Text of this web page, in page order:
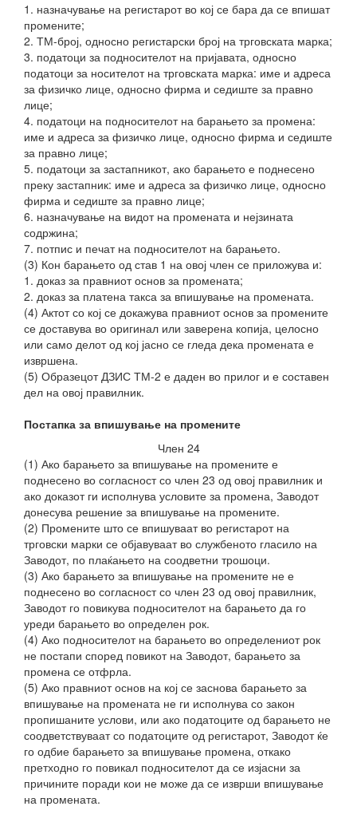
1. назначување на регистарот во кој се бара да се впишат
промените;
2. ТМ-број, односно регистарски број на трговската марка;
3. податоци за подносителот на пријавата, односно
податоци за носителот на трговската марка: име и адреса
за физичко лице, односно фирма и седиште за правно
лице;
4. податоци на подносителот на барањето за промена:
име и адреса за физичко лице, односно фирма и седиште
за правно лице;
5. податоци за застапникот, ако барањето е поднесено
преку застапник: име и адреса за физичко лице, односно
фирма и седиште за правно лице;
6. назначување на видот на промената и нејзината
содржина;
7. потпис и печат на подносителот на барањето.
(3) Кон барањето од став 1 на овој член се приложува и:
1. доказ за правниот основ за промената;
2. доказ за платена такса за впишување на промената.
(4) Актот со кој се докажува правниот основ за промените
се доставува во оригинал или заверена копија, целосно
или само делот од кој јасно се гледа дека промената е
извршена.
(5) Образецот ДЗИС ТМ-2 е даден во прилог и е составен
дел на овој правилник.
Постапка за впишување на промените
Член 24
(1) Ако барањето за впишување на промените е
поднесено во согласност со член 23 од овој правилник и
ако доказот ги исполнува условите за промена, Заводот
донесува решение за впишување на промените.
(2) Промените што се впишуваат во регистарот на
трговски марки се објавуваат во службеното гласило на
Заводот, по плаќањето на соодветни трошоци.
(3) Ако барањето за впишување на промените не е
поднесено во согласност со член 23 од овој правилник,
Заводот го повикува подносителот на барањето да го
уреди барањето во определен рок.
(4) Ако подносителот на барањето во определениот рок
не постапи според повикот на Заводот, барањето за
промена се отфрла.
(5) Ако правниот основ на кој се заснова барањето за
впишување на промената не ги исполнува со закон
пропишаните услови, или ако податоците од барањето не
соодветствуваат со податоците од регистарот, Заводот ќе
го одбие барањето за впишување промена, откако
претходно го повикал подносителот да се изјасни за
причините поради кои не може да се изврши впишување
на промената.